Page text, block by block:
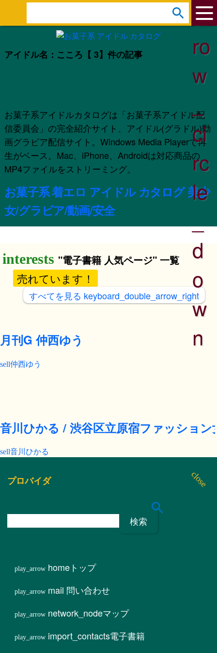
アイドル名：こころ 【 3】件の記事
お菓子系アイドルカタログは「お菓子系アイドル配
信委員会」の完全紹介サイト、アイドル(グラドル)動
画グラビア配信サイト。Windows Media Playerで再
生がベース。Mac、iPhone、Androidは対応商品の
MP4ファイルをストリーミング。
お菓子系 着エロ アイドル カタログ 美少
女/グラビア/動画/安全
e
r
ar
ro
w
_
ci
rc
le
_
d
o
w
n
"電子書籍 人気ページ" 一覧
売れています！
すべてを見る keyboard_double_arrow_right
月刊G 仲西ゆう
仲西ゆう
音川ひかる / 渋谷区立原宿ファッショ
音川ひかる
プロバイダ
home トップ
mail 問い合わせ
network_nodeマップ
import_contacts電子書籍